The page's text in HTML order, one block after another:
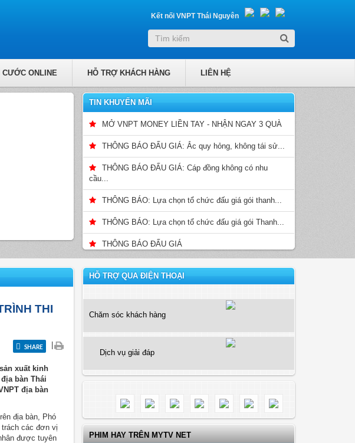
Kết nối VNPT Thái Nguyên
CƯỚC ONLINE HỖ TRỢ KHÁCH HÀNG LIÊN HỆ
TIN KHUYẾN MÃI
MỞ VNPT MONEY LIỀN TAY - NHẬN NGAY 3 QUÀ
THÔNG BÁO ĐẤU GIÁ: Ắc quy hỏng, không tái sử...
THÔNG BÁO ĐẤU GIÁ: Cáp đồng không có nhu
cầu...
THÔNG BÁO: Lựa chọn tổ chức đấu giá gói thanh...
THÔNG BÁO: Lựa chọn tổ chức đấu giá gói Thanh...
THÔNG BÁO ĐẤU GIÁ
THI
SHARE
xuất kinh
bàn Thái
địa bàn
địa bàn, Phó
trách các đơn vị
được tuyên
HỖ TRỢ QUA ĐIỆN THOẠI
Chăm sóc khách hàng
Dịch vụ giải đáp
PHIM HAY TRÊN MYTV NET